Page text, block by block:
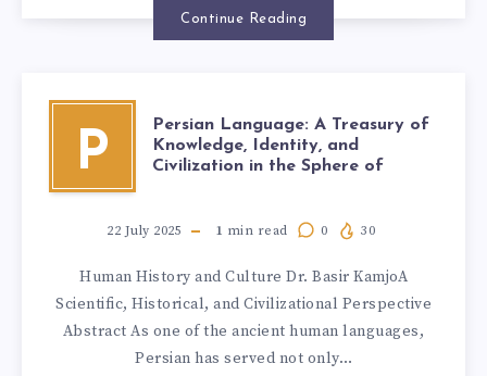
Continue Reading
P
Persian Language: A Treasury of
Knowledge, Identity, and
Civilization in the Sphere of
22 July 2025 1 min read 0 30
Human History and Culture Dr. Basir KamjoA
Scientific, Historical, and Civilizational Perspective
Abstract As one of the ancient human languages,
Persian has served not only…